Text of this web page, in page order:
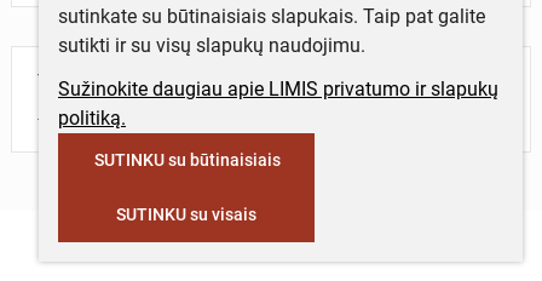
Turite daugiau informacijos apie objektą?
Parašykite mums!
sutinkate su būtinaisiais slapukais. Taip pat galite
sutikti ir su visų slapukų naudojimu.
Sužinokite daugiau apie LIMIS privatumo ir slapukų
politiką.
SUTINKU su būtinaisiais
SUTINKU su visais